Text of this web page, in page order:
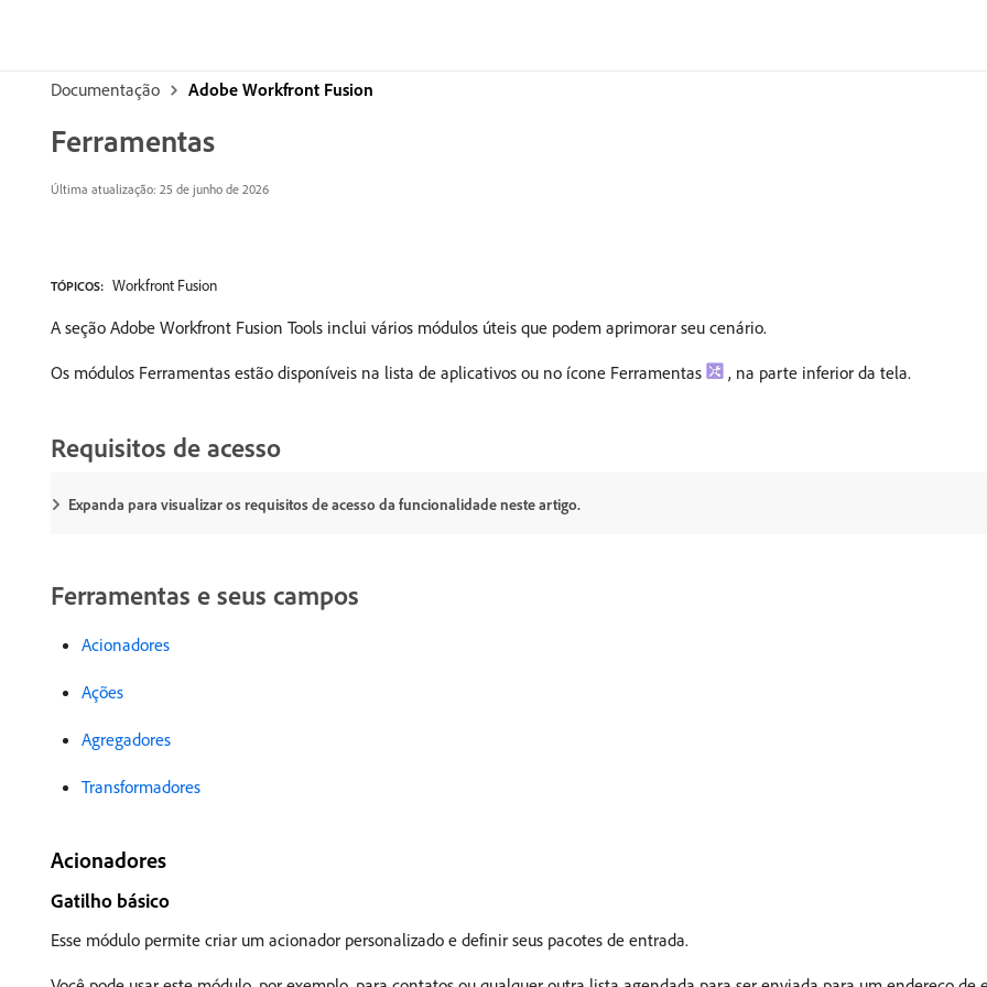
Documentação Adobe Workfront Fusion
Ferramentas
Última atualização: 25 de junho de 2026
TÓPICOS: Workfront Fusion
A seção Adobe Workfront Fusion Tools inclui vários módulos úteis que podem aprimorar seu cenário.
Os módulos Ferramentas estão disponíveis na lista de aplicativos ou no ícone Ferramentas , na parte inferior da tela.
Requisitos de acesso
Expanda para visualizar os requisitos de acesso da funcionalidade neste artigo.
Ferramentas e seus campos
Acionadores
Ações
Agregadores
Transformadores
Acionadores
Gatilho básico
Esse módulo permite criar um acionador personalizado e definir seus pacotes de entrada.